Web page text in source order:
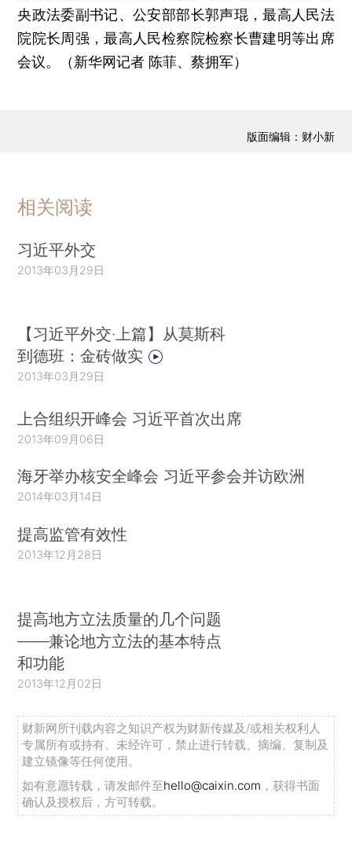
央政法委副书记、公安部部长郭声琨，最高人民法
院院长周强，最高人民检察院检察长曹建明等出席
会议。（新华网记者 陈菲、蔡拥军）
版面编辑：财小新
相关阅读
习近平外交
2013年03月29日
【习近平外交·上篇】从莫斯科
到德班：金砖做实
2013年03月29日
上合组织开峰会 习近平首次出席
2013年09月06日
海牙举办核安全峰会 习近平参会并访欧洲
2014年03月14日
提高监管有效性
2013年12月28日
提高地方立法质量的几个问题
——兼论地方立法的基本特点
和功能
2013年12月02日
财新网所刊载内容之知识产权为财新传媒及/或相关权利人
专属所有或持有。未经许可，禁止进行转载、摘编、复制及
建立镜像等任何使用。
如有意愿转载，请发邮件至hello@caixin.com ，获得书面
确认及授权后，方可转载。